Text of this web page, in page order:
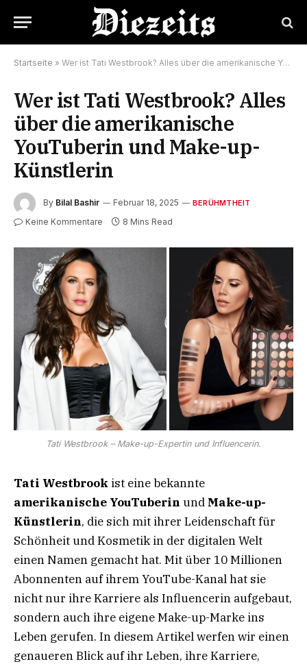
Startseite » Wer ist Tati Westbrook? Alles über die amerikanische YouTuberin und Make-up-Künstlerin
Wer ist Tati Westbrook? Alles
über die amerikanische
YouTuberin und Make-up-
Künstlerin
By Bilal Bashir Februar 18, 2025 BERÜHMTHEIT
Keine Kommentare 8 Mins Read
Tati Westbrook – Make-up-Expertin und Influencerin.
Tati Westbrook ist eine bekannte
amerikanische YouTuberin und Make-up-
Künstlerin, die sich mit ihrer Leidenschaft für
Schönheit und Kosmetik in der digitalen Welt
einen Namen gemacht hat. Mit über 10 Millionen
Abonnenten auf ihrem YouTube-Kanal hat sie
nicht nur ihre Karriere als Influencerin aufgebaut,
sondern auch ihre eigene Make-up-Marke ins
Leben gerufen. In diesem Artikel werfen wir einen
genaueren Blick auf ihr Leben, ihre Karriere,